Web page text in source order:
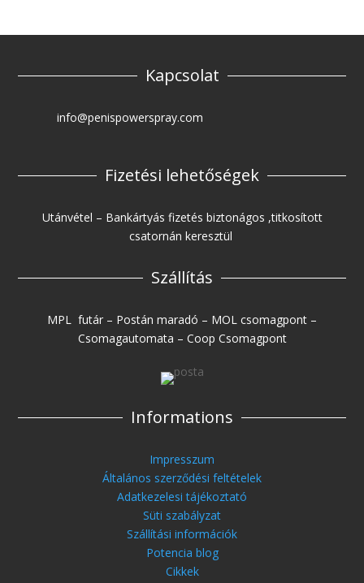
Kapcsolat
info@penispowerspray.com
Fizetési lehetőségek
Utánvétel – Bankártyás fizetés biztonágos ,titkosított
csatornán keresztül
Szállítás
MPL futár – Postán maradó – MOL csomagpont –
Csomagautomata – Coop Csomagpont
Informations
Impresszum
Általános szerződési feltételek
Adatkezelesi tájékoztató
Süti szabályzat
Szállítási információk
Potencia blog
Cikkek